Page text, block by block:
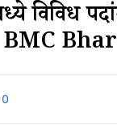
विविध
BMC
0